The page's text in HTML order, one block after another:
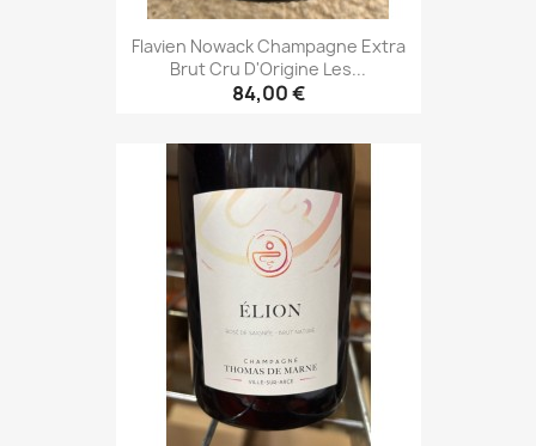
Flavien Nowack Champagne Extra
Brut Cru D'Origine Les...
84,00 €